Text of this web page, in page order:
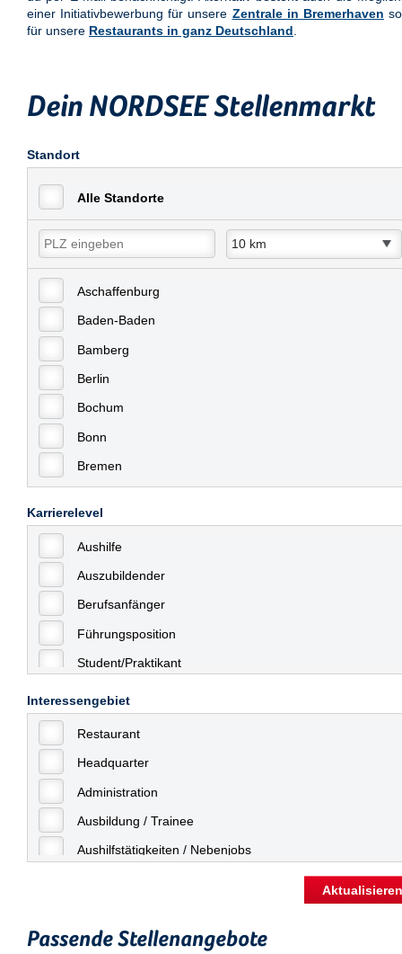
einer Initiativbewerbung für unsere Zentrale in Bremerhaven
für unsere Restaurants in ganz Deutschland
Dein NORDSEE Stellenmarkt
Standort
Alle Standorte
Aschaffenburg
Baden-Baden
Bamberg
Berlin
Bochum
Bonn
Bremen
Celle
Chemnitz
Dessau
Dresden
Düsseldorf
Erfurt
Essen
Frankfurt
Frankfurt am Main
Freiburg
Fulda
Göppingen
Hamburg
Karrierelevel
Aushilfe
Auszubildender
Berufsanfänger
Führungsposition
Student/Praktikant
Interessengebiet
Restaurant
Headquarter
Administration
Ausbildung / Trainee
Aushilfstätigkeiten / Nebenjobs
Sonstiges
Passende Stellenangebote